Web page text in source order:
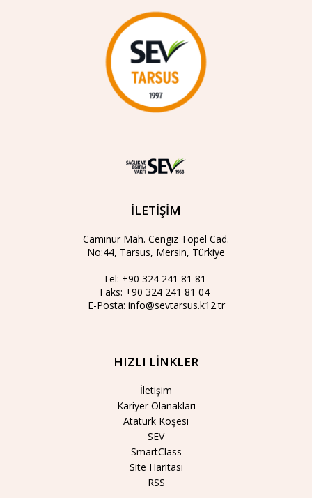
İLETİŞİM
Caminur Mah. Cengiz Topel Cad.
No:44, Tarsus, Mersin, Türkiye
Tel: +90 324 241 81 81
Faks: +90 324 241 81 04
E-Posta: info@sevtarsus.k12.tr
HIZLI LİNKLER
İletişim
Kariyer Olanakları
Atatürk Köşesi
SEV
SmartClass
Site Haritası
RSS